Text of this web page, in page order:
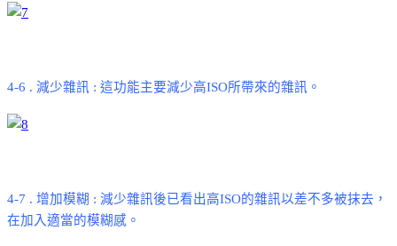
4-6 . 減少雜訊 : 這功能主要減少高ISO所帶來的雜訊。
4-7 . 增加模糊 : 減少雜訊後已看出高ISO的雜訊以差不多被抹去，
在加入適當的模糊感。